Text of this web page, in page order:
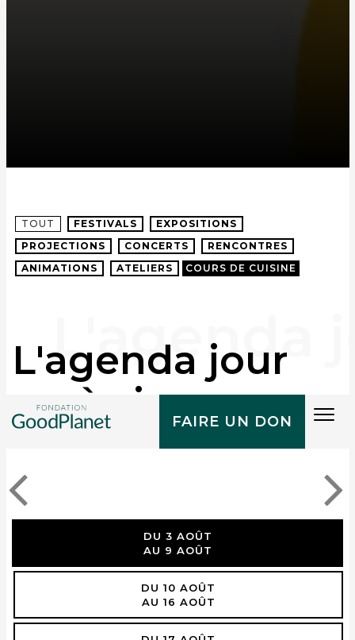
FAIRE UN DON
TOUT FESTIVALS
EXPOSITIONS
PROJECTIONS
CONCERTS
RENCONTRES
ANIMATIONS
ATELIERS COURS DE CUISINE
L'agenda jour
après jour
DU 3 AOÛT
AU 9 AOÛT
DU 10 AOÛT
AU 16 AOÛT